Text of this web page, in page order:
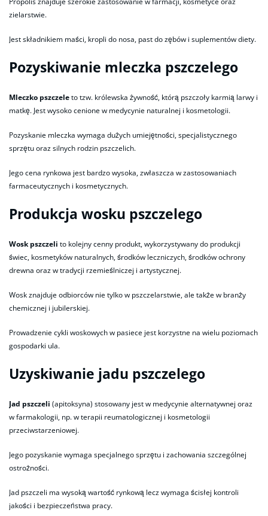
zielarstwie.
Jest składnikiem maści, kropli do nosa, past do zębów i suplementów diety.
Pozyskiwanie mleczka pszczelego
Mleczko pszczeleto tzw. królewska żywność, którą pszczoły karmią larwy i
matkę. Jest wysoko cenione w medycynie naturalnej i kosmetologii.
Pozyskanie mleczka wymaga dużych umiejętności, specjalistycznego
sprzętu oraz silnych rodzin pszczelich.
Jego cena rynkowa jest bardzo wysoka, zwłaszcza w zastosowaniach
farmaceutycznych i kosmetycznych.
Produkcja wosku pszczelego
Wosk pszczeli to kolejny cenny produkt, wykorzystywany do produkcji
świec, kosmetyków naturalnych, środków leczniczych, środków ochrony
drewna oraz w tradycji rzemieślniczej i artystycznej.
Wosk znajduje odbiorców nie tylko w pszczelarstwie, ale także w branży
chemicznej i jubilerskiej.
Prowadzenie cykli woskowych w pasiece jest korzystne na wielu poziomach
gospodarki ula.
Uzyskiwanie jadu pszczelego
Jad pszczeli (apitoksyna) stosowany jest w medycynie alternatywnej oraz
w farmakologii, np. w terapii reumatologicznej i kosmetologii
przeciwstarzeniowej.
Jego pozyskanie wymaga specjalnego sprzętu i zachowania szczególnej
ostrożności.
Jad pszczeli ma wysoką wartość rynkową lecz wymaga ścisłej kontroli
jakości i bezpieczeństwa pracy.